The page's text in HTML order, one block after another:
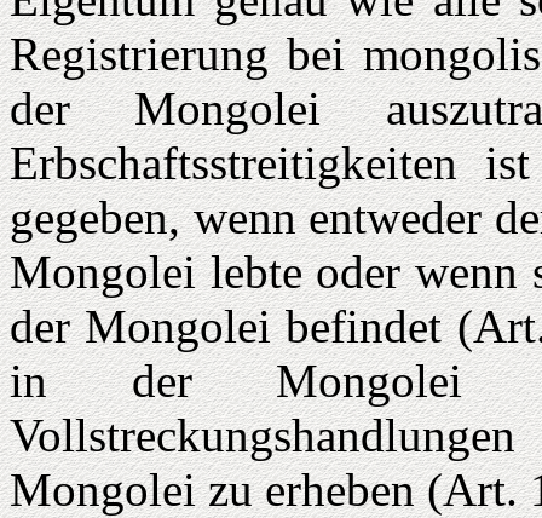
Registrierung bei
der Mongolei
Erbschaftsstreitigkeiten
gegeben, wenn entweder
Mongolei lebte oder wenn
der Mongolei befindet
in der Mongolei
Mongolei zu erheben (Art.